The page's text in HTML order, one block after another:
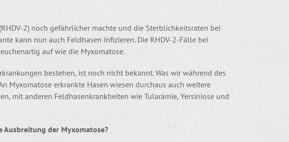
2) noch gefährlicher machte und die Sterblichkeitsraten bei
kann nun auch Feldhasen infizieren. Die RHDV-2-Fälle bei
auf wie die Myxomatose.
bestehen, ist noch nicht bekannt. Was wir während des
Myxomatose erkrankte Hasen wiesen durchaus auch weitere
mit anderen Feldhasenkrankheiten wie Tularämie, Yersiniose und
Ausbreitung der Myxomatose?